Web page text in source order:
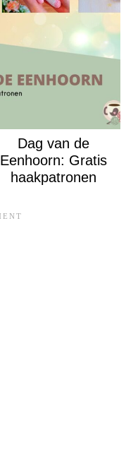
Dag van de
Eenhoorn: Gratis
haakpatronen